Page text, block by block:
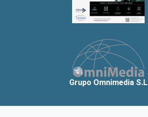
Grupo Omnimedia S.L